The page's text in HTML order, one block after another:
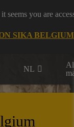
seems you are
SIKA BELGIUM
NL